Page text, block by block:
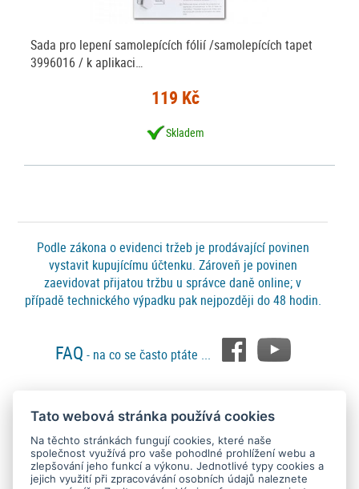
Sada pro lepení samolepících fólií /samolepících tapet
3996016 / k aplikaci…
119 Kč
Skladem
Podle zákona o evidenci tržeb je prodávající povinen
vystavit kupujícímu účtenku. Zároveň je povinen
zaevidovat přijatou tržbu u správce daně online; v
případě technického výpadku pak nejpozději do 48 hodin.
FAQ - na co se často ptáte ...
Platební metody
Tato webová stránka používá cookies
Na těchto stránkách fungují cookies, které naše
společnost využívá pro vaše pohodlné prohlížení webu a
zlepšování jeho funkcí a výkonu. Jednotlivé typy cookies a
jejich využití při zpracovávání osobních údajů naleznete